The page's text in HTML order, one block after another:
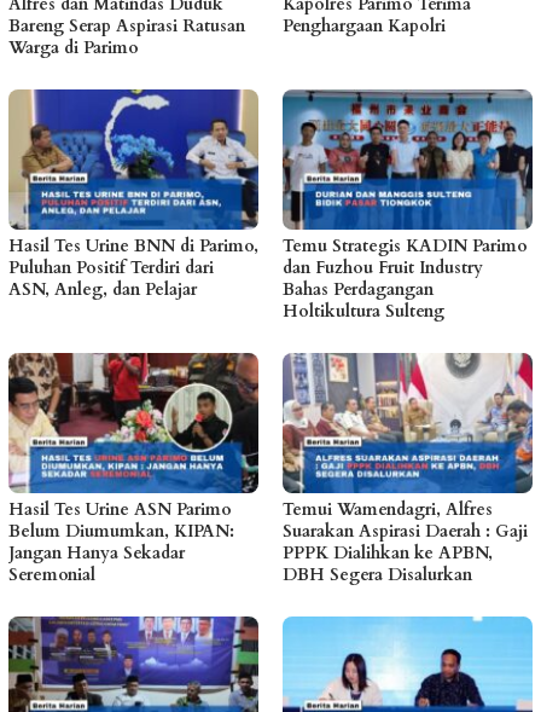
Alfres dan Matindas Duduk
Bareng Serap Aspirasi Ratusan
Warga di Parimo
Kapolres Parimo Terima
Penghargaan Kapolri
Hasil Tes Urine BNN di Parimo,
Puluhan Positif Terdiri dari
ASN, Anleg, dan Pelajar
Temu Strategis KADIN Parimo
dan Fuzhou Fruit Industry
Bahas Perdagangan
Holtikultura Sulteng
Hasil Tes Urine ASN Parimo
Belum Diumumkan, KIPAN:
Jangan Hanya Sekadar
Seremonial
Temui Wamendagri, Alfres
Suarakan Aspirasi Daerah : Gaji
PPPK Dialihkan ke APBN,
DBH Segera Disalurkan